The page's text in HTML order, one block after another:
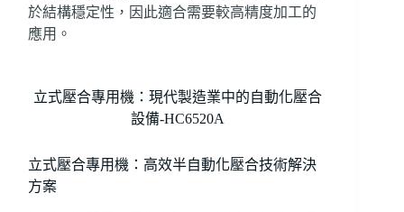
於結構穩定性，因此適合需要較高精度加工的
應用。
立式壓合專用機：現代製造業中的自動化壓合
設備-HC6520A
立式壓合專用機：高效半自動化壓合技術解決
方案